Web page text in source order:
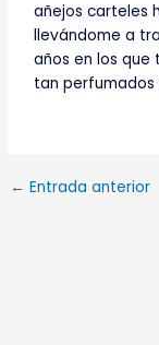
añejos carteles
llevándome a
años en los que
tan perfumados
← Entrada anterior